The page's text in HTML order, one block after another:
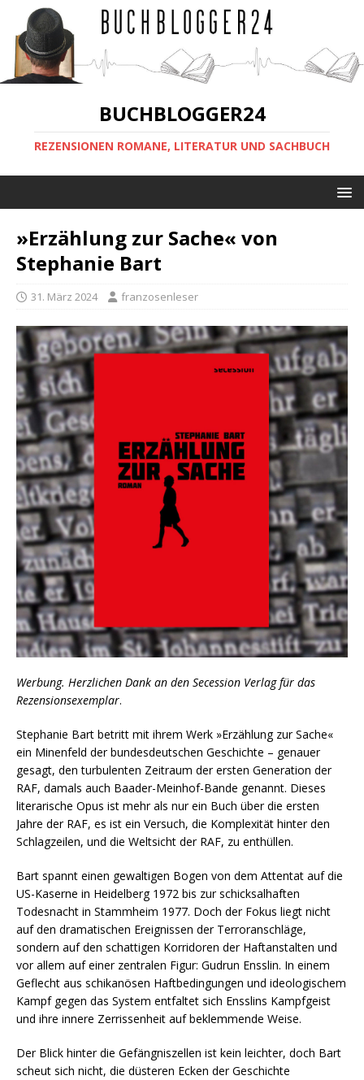
BUCHBLOGGER24
REZENSIONEN ROMANE, LITERATUR UND SACHBUCH
»Erzählung zur Sache« von
Stephanie Bart
31. März 2024 franzosenleser
Werbung. Herzlichen Dank an den Secession Verlag für das
Rezensionsexemplar.
Stephanie Bart betritt mit ihrem Werk »Erzählung zur Sache«
ein Minenfeld der bundesdeutschen Geschichte – genauer
gesagt, den turbulenten Zeitraum der ersten Generation der
RAF, damals auch Baader-Meinhof-Bande genannt. Dieses
literarische Opus ist mehr als nur ein Buch über die ersten
Jahre der RAF, es ist ein Versuch, die Komplexität hinter den
Schlagzeilen, und die Weltsicht der RAF, zu enthüllen.
Bart spannt einen gewaltigen Bogen von dem Attentat auf die
US-Kaserne in Heidelberg 1972 bis zur schicksalhaften
Todesnacht in Stammheim 1977. Doch der Fokus liegt nicht
auf den dramatischen Ereignissen der Terroranschläge,
sondern auf den schattigen Korridoren der Haftanstalten und
vor allem auf einer zentralen Figur: Gudrun Ensslin. In einem
Geflecht aus schikanösen Haftbedingungen und ideologischem
Kampf gegen das System entfaltet sich Ensslins Kampfgeist
und ihre innere Zerrissenheit auf beklemmende Weise.
Der Blick hinter die Gefängniszellen ist kein leichter, doch Bart
scheut sich nicht, die düsteren Ecken der Geschichte